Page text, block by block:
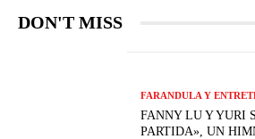
DON'T MISS
FARANDULA Y
FANNY LU Y YURI
PARTIDA», UN